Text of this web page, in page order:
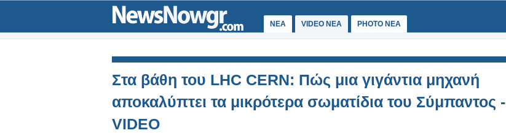
ΝΕΑ VIDEO NEA PHOTO NEA
Στα βάθη του LHC CERN: Πώς μια γιγάντια μηχανή
αποκαλύπτει τα μικρότερα σωματίδια του Σύμπαντος -
VIDEO